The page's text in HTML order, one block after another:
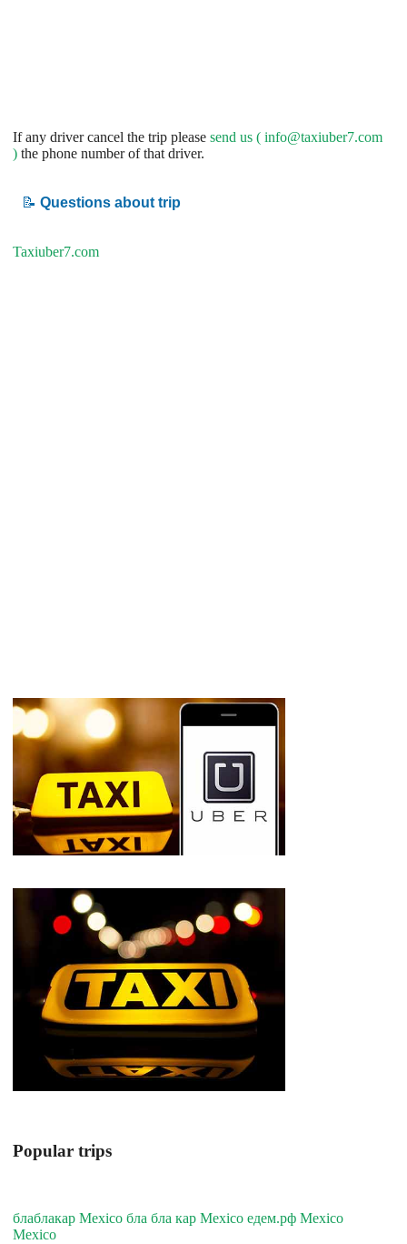
If any driver cancel the trip please send us ( info@taxiuber7.com
) the phone number of that driver.
📝 Questions about trip
Taxiuber7.com
Popular trips
блаблакар Mexico бла бла кар Mexico едем.рф Mexico
Mexico